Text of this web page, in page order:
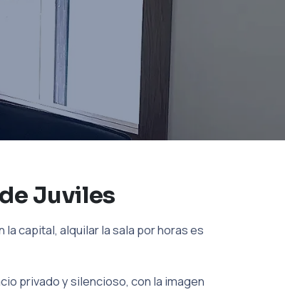
Juviles
capital, alquilar la sala por horas es
privado y silencioso, con la imagen